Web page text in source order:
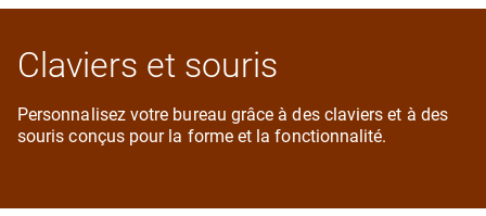
Claviers et souris
Personnalisez votre bureau grâce à des claviers et à des
souris conçus pour la forme et la fonctionnalité.